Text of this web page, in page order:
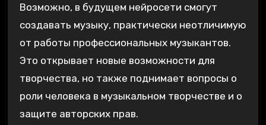
Возможно‚ в будущем нейросети смогут
создавать музыку‚ практически неотличимую
от работы профессиональных музыкантов.
Это открывает новые возможности для
творчества‚ но также поднимает вопросы о
роли человека в музыкальном творчестве и о
защите авторских прав.